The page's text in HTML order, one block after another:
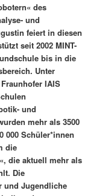
des
und
feiert in diesen
seit 2002 MINT-
bis in die
Unter
IAIS
und
mehr als 3500
000 Schüler*innen
die
die aktuell mehr als
Die
und Jugendliche